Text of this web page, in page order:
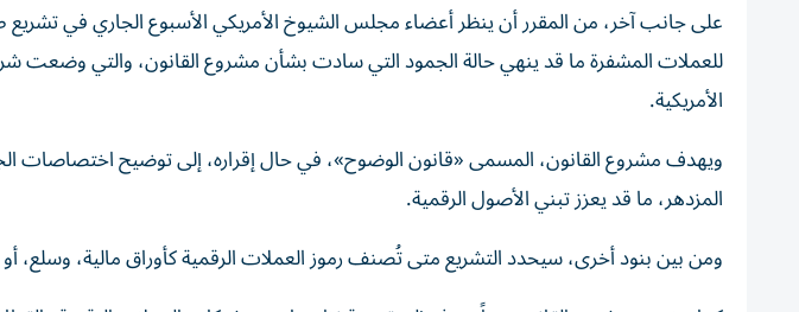
على جانب آخر، من المقرر أن ينظر أعضاء مجلس الشيوخ الأمريكي الأسبوع الجاري في
للعملات المشفرة ما قد ينهي حالة الجمود التي سادت بشأن مشروع القانون، والتي وضعت
الأمريكية.
ويهدف مشروع القانون، المسمى «قانون الوضوح»، في حال إقراره، إلى توضيح اختصاصات
المزدهر، ما قد يعزز تبني الأصول الرقمية.
ومن بين بنود أخرى، سيحدد التشريع متى تُصنف رموز العملات الرقمية كأوراق مالية، وسلع،